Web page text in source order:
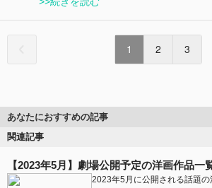
1 2 3
あなたにおすすめの記事
関連記事
【2023年5月】劇場公開予定の洋画作品一
2023年5月に公開される話題の